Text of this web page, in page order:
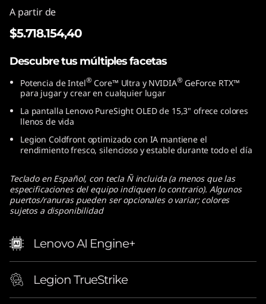
A partir de
$5.718.154,40
Descubre tus múltiples facetas
Potencia de Intel® Core™ Ultra y NVIDIA® GeForce RTX™
para jugar y crear en cualquier lugar
La pantalla Lenovo PureSight OLED de 15,3" ofrece colores
llenos de vida
Legion Coldfront optimizado con IA mantiene el
rendimiento fresco, silencioso y estable durante todo el día
Teclado en Español, con tecla Ñ incluida (a menos que las
especificaciones del equipo indiquen lo contrario). Algunos
puertos/ranuras pueden ser opcionales o variar; colores
sujetos a disponibilidad
Lenovo AI Engine+
Legion TrueStrike